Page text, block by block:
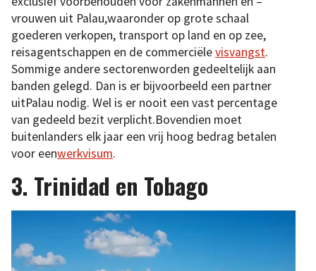
vrouwen uit Palau,waaronder op grote schaal
goederen verkopen, transport op land en op zee,
reisagentschappen en de commerciëlevisvangst.
Sommige andere sectorenworden gedeeltelijk aan
banden gelegd. Dan is er bijvoorbeeld een partner
uitPalau nodig. Wel is er nooit een vast percentage
van gedeeld bezit verplicht.Bovendien moet
buitenlanders elk jaar een vrij hoog bedrag betalen
voor eenwerkvisum.
3. Trinidad en Tobago